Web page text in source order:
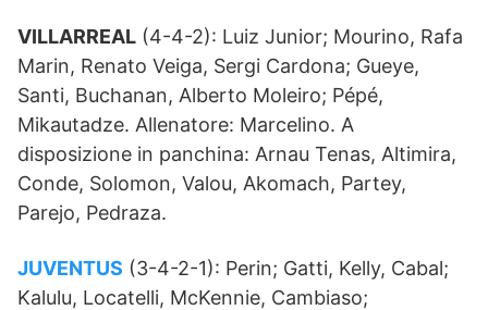
VILLARREAL (4-4-2): Luiz Junior; Mourino, Rafa
Marin, Renato Veiga, Sergi Cardona; Gueye,
Santi, Buchanan, Alberto Moleiro; Pépé,
Mikautadze. Allenatore: Marcelino. A
disposizione in panchina: Arnau Tenas, Altimira,
Conde, Solomon, Valou, Akomach, Partey,
Parejo, Pedraza.
JUVENTUS (3-4-2-1): Perin; Gatti, Kelly, Cabal;
Kalulu, Locatelli, McKennie, Cambiaso;